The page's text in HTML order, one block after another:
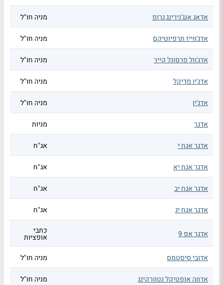
אדאג אנג'נירינג גרופ מניה חו"ל
אדג'ווייז תרפיוטיקס מניה חו"ל
אדג'וול פרסונל קייר מניה חו"ל
אדג'יו מדיקל מניה חו"ל
אדג'ין מניה חו"ל
אדגר מניות
אדגר אגח י אג"ח
אדגר אגח יא אג"ח
אדגר אגח יב אג"ח
אדגר אגח יג אג"ח
אדגר אפ 9 כתבי
אופציות
אדובי סיסטמס
מניה חו"ל
אדווה אופטיקל נטוורקינג מניה חו"ל